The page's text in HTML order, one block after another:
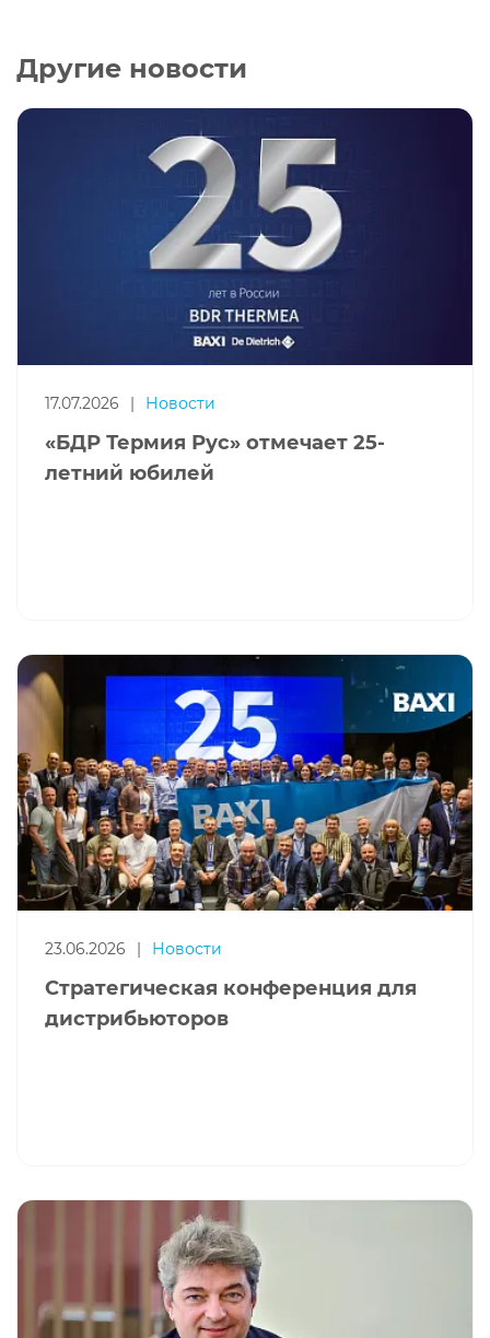
Другие новости
17.07.2026 | Новости
«БДР Термия Рус» отмечает 25-
летний юбилей
23.06.2026 Новости
Стратегическая конференция для
дистрибьюторов